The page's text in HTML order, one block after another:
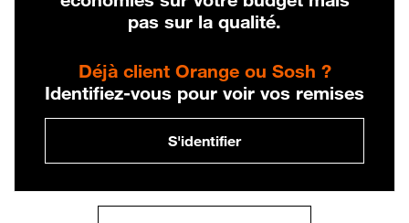
pas sur la qualité.
Déjà client Orange ou Sosh ?
Identifiez-vous pour voir vos remises
S'identifier